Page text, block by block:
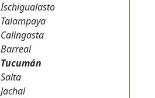
Ischigualasto
Talampaya
Calingasta
Barreal
Tucumán
Salta
Jachal